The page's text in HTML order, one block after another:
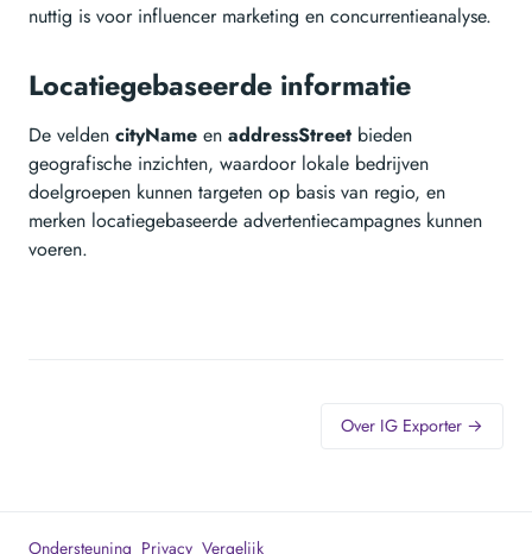
nuttig is voor influencer marketing en concurrentieanalyse.
Locatiegebaseerde informatie
De velden cityName en addressStreet bieden
geografische inzichten, waardoor lokale bedrijven
doelgroepen kunnen targeten op basis van regio, en
merken locatiegebaseerde advertentiecampagnes kunnen
voeren.
Over IG Exporter →
Ondersteuning Privacy Vergelijk